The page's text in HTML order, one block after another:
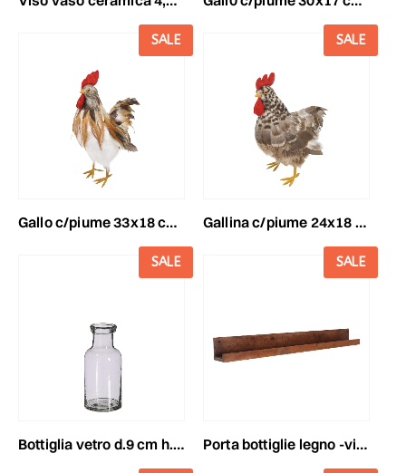
SALE
gallo c/piume 33x18 cm h.40 cm bianco/beige
SALE
gallina c/piume 24x18 cm h.29 cm grigio/beige
SALE
bottiglia vetro d.9 cm h.20 cm -regal- trasparente
SALE
porta bottiglie legno -vintage- 75x8 cm h.8 cm marrone